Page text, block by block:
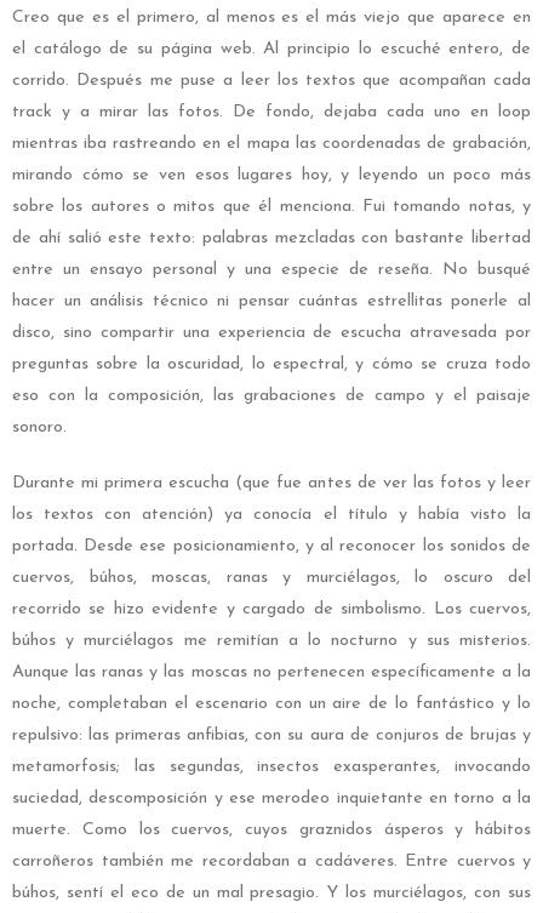
Creo que es el primero, al menos es el más viejo que aparece en
el catálogo de su página web. Al principio lo escuché entero, de
corrido. Después me puse a leer los textos que acompañan cada
track y a mirar las fotos. De fondo, dejaba cada uno en loop
mientras iba rastreando en el mapa las coordenadas de grabación,
mirando cómo se ven esos lugares hoy, y leyendo un poco más
sobre los autores o mitos que él menciona. Fui tomando notas, y
de ahí salió este texto: palabras mezcladas con bastante libertad
entre un ensayo personal y una especie de reseña. No busqué
hacer un análisis técnico ni pensar cuántas estrellitas ponerle al
disco, sino compartir una experiencia de escucha atravesada por
preguntas sobre la oscuridad, lo espectral, y cómo se cruza todo
eso con la composición, las grabaciones de campo y el paisaje
sonoro.
Durante mi primera escucha (que fue antes de ver las fotos y leer
los textos con atención) ya conocía el título y había visto la
portada. Desde ese posicionamiento, y al reconocer los sonidos de
cuervos, búhos, moscas, ranas y murciélagos, lo oscuro del
recorrido se hizo evidente y cargado de simbolismo. Los cuervos,
búhos y murciélagos me remitían a lo nocturno y sus misterios.
Aunque las ranas y las moscas no pertenecen específicamente a la
noche, completaban el escenario con un aire de lo fantástico y lo
repulsivo: las primeras anfibias, con su aura de conjuros de brujas y
metamorfosis; las segundas, insectos exasperantes, invocando
suciedad, descomposición y ese merodeo inquietante en torno a la
muerte. Como los cuervos, cuyos graznidos ásperos y hábitos
carroñeros también me recordaban a cadáveres. Entre cuervos y
búhos, sentí el eco de un mal presagio. Y los murciélagos, con sus